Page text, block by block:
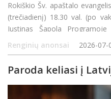
Rokiškio Šv. apaštalo
(trečiadienį) 18.30 val. (po
Justinas Šapola
Lefebure-Wely, L. Vierne, T.
Renginių anonsai 2026-07-
Paroda keliasi į